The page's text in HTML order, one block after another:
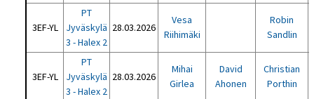
3EF-YL
PT
Jyväskylä
3 - Halex 2
28.03.2026
Vesa
Riihimäki
Robin
Sandlin
3EF-YL
PT
Jyväskylä
3 - Halex 2
28.03.2026
Mihai
Girlea
David
Ahonen
Christian
Porthin